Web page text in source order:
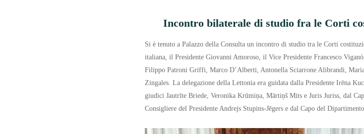
Incontro bilaterale di studio fra le Corti
Si è tenuto a Palazzo della Consulta un incontro di studio tra le Corti
italiana, il Presidente Giovanni Amoroso, il Vice Presidente Francesco
Filippo Patroni Griffi, Marco D’Alberti, Antonella Sciarrone Alibrandi,
Zingales. La delegazione della Lettonia era guidata dalla Presidente Irēna
giudici Jautrīte Briede, Veronika Krūmiņa, Mārtiņš Mits e Juris Juriss, dal
Consigliere del Presidente Andrejs Stupins-Jēgers e dal Capo del